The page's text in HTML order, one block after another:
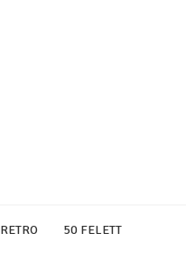
RETRO 50 FELETT